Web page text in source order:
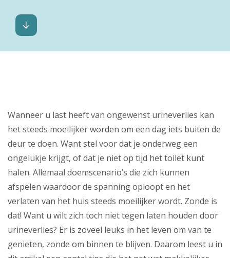
Wanneer u last heeft van ongewenst urineverlies kan
het steeds moeilijker worden om een dag iets buiten de
deur te doen. Want stel voor dat je onderweg een
ongelukje krijgt, of dat je niet op tijd het toilet kunt
halen. Allemaal doemscenario’s die zich kunnen
afspelen waardoor de spanning oploopt en het
verlaten van het huis steeds moeilijker wordt. Zonde is
dat! Want u wilt zich toch niet tegen laten houden door
urineverlies? Er is zoveel leuks in het leven om van te
genieten, zonde om binnen te blijven. Daarom leest u in